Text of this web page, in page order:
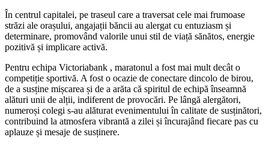
În centrul capitalei, pe traseul care a traversat cele mai frumoase
străzi ale orașului, angajații băncii au alergat cu entuziasm și
determinare, promovând valorile unui stil de viață sănătos, energie
pozitivă și implicare activă.
Pentru echipa Victoriabank , maratonul a fost mai mult decât o
competiție sportivă. A fost o ocazie de conectare dincolo de birou,
de a susține mișcarea și de a arăta că spiritul de echipă înseamnă
alături unii de alții, indiferent de provocări. Pe lângă alergători,
numeroși colegi s-au alăturat evenimentului în calitate de susținători,
contribuind la atmosfera vibrantă a zilei și încurajând fiecare pas cu
aplauze și mesaje de susținere.